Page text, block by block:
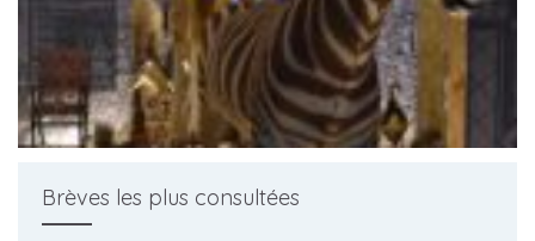
Brèves les plus consultées